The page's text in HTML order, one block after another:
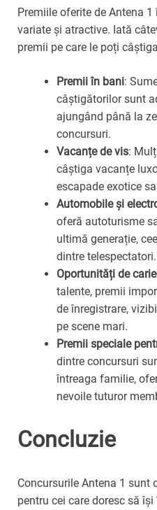
Premiile oferite de Antena
variate și atractive. Iată
premii pe care le poți
Premii în bani:
câștigătorilor sunt
ajungând până la
concursuri.
Vacanțe de vis:
câștiga vacanțe
escapade exotice
Automobile și
oferă autoturisme
ultimă generație,
dintre telespectatori.
Oportunități de
talente, premii
de înregistrare,
pe scene mari.
Premii speciale
dintre concursuri
întreaga familie,
nevoile tuturor
Concluzie
Concursurile Antena 1
pentru cei care doresc să